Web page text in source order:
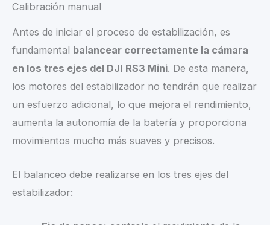
Calibración manual
Antes de iniciar el proceso de estabilización, es
fundamental balancear correctamente la cámara
en los tres ejes del DJI RS3 Mini. De esta manera,
los motores del estabilizador no tendrán que realizar
un esfuerzo adicional, lo que mejora el rendimiento,
aumenta la autonomía de la batería y proporciona
movimientos mucho más suaves y precisos.
El balanceo debe realizarse en los tres ejes del
estabilizador: